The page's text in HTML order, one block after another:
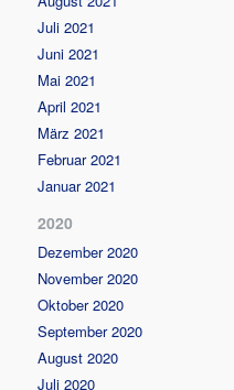
Juli 2021
Juni 2021
Mai 2021
April 2021
März 2021
Februar 2021
Januar 2021
2020
Dezember 2020
November 2020
Oktober 2020
September 2020
August 2020
Juli 2020